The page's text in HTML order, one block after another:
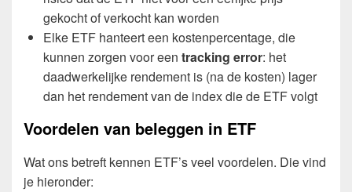
gekocht of verkocht kan worden
Elke ETF hanteert een kostenpercentage, die
kunnen zorgen voor een tracking error: het
daadwerkelijke rendement is (na de kosten) lager
dan het rendement van de index die de ETF volgt
Voordelen van beleggen in ETF
Wat ons betreft kennen ETF’s veel voordelen. Die vind
je hieronder: